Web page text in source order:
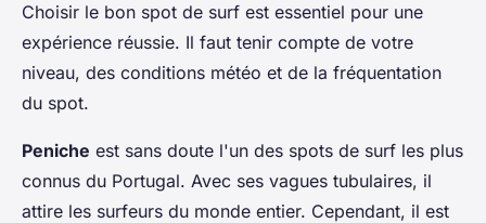
Choisir le bon spot de surf est essentiel pour une
expérience réussie. Il faut tenir compte de votre
niveau, des conditions météo et de la fréquentation
du spot.
Peniche est sans doute l'un des spots de surf les plus
connus du Portugal. Avec ses vagues tubulaires, il
attire les surfeurs du monde entier. Cependant, il est